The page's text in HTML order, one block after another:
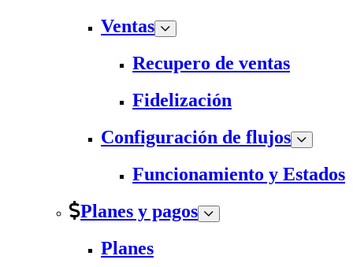
Ventas
Recupero de ventas
Fidelización
Configuración de flujos
Funcionamiento y Estados
Planes y pagos
Planes